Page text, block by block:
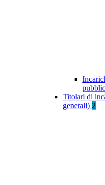
Titolari di
generali) 2